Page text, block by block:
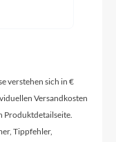
verstehen sich in €
Versandkosten
Produktdetailseite.
Tippfehler,